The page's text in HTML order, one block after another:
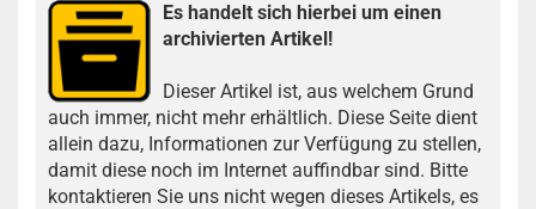
Es handelt sich hierbei um einen
archivierten Artikel!
Dieser Artikel ist, aus welchem Grund
auch immer, nicht mehr erhältlich. Diese Seite dient
allein dazu, Informationen zur Verfügung zu stellen,
damit diese noch im Internet auffindbar sind. Bitte
kontaktieren Sie uns nicht wegen dieses Artikels, es